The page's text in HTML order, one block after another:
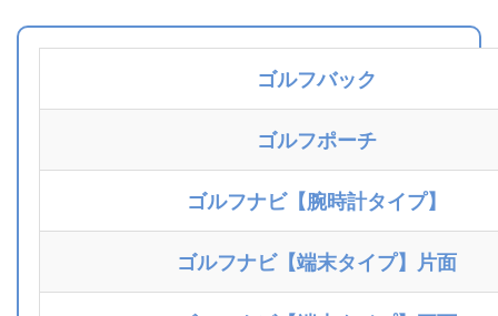
ゴルフバック
ゴルフポーチ
ゴルフナビ【腕時計タイプ】
ゴルフナビ【端末タイプ】片面